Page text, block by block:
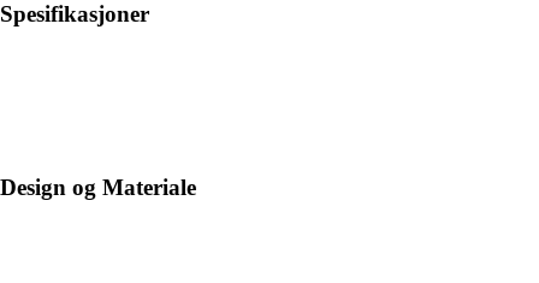
Spesifikasjoner
Design og Materiale